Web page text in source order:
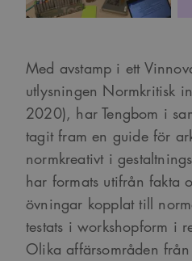
Med avstamp i ett
utlysningen Normkritisk
2020), har Tengbom i
tagit fram en guide för
normkreativt i
har formats utifrån fakta
övningar kopplat till
testats i workshopform i
Olika affärsområden